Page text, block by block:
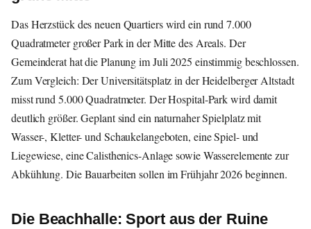
Das Herzstück des neuen Quartiers wird ein rund 7.000
Quadratmeter großer Park in der Mitte des Areals. Der
Gemeinderat hat die Planung im Juli 2025 einstimmig beschlossen.
Zum Vergleich: Der Universitätsplatz in der Heidelberger Altstadt
misst rund 5.000 Quadratmeter. Der Hospital-Park wird damit
deutlich größer. Geplant sind ein naturnaher Spielplatz mit
Wasser-, Kletter- und Schaukelangeboten, eine Spiel- und
Liegewiese, eine Calisthenics-Anlage sowie Wasserelemente zur
Abkühlung. Die Bauarbeiten sollen im Frühjahr 2026 beginnen.
Die Beachhalle: Sport aus der Ruine